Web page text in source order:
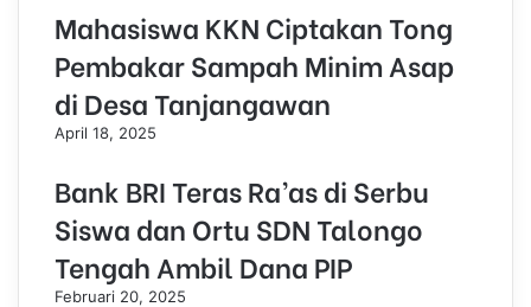
Mahasiswa KKN Ciptakan Tong
Pembakar Sampah Minim Asap
di Desa Tanjangawan
April 18, 2025
Bank BRI Teras Ra’as di Serbu
Siswa dan Ortu SDN Talongo
Tengah Ambil Dana PIP
Februari 20, 2025